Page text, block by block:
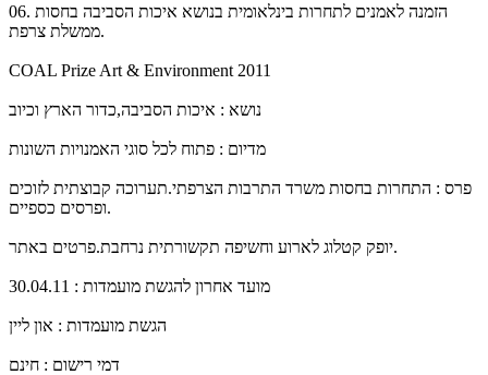
06. הזמנה לאמנים לתחרות בינלאומית בנושא איכות הסביבה בחסות
ממשלת צרפת.
COAL Prize Art & Environment 2011
נושא : איכות הסביבה,כדור הארץ וכיוב
מדיום : פתוח לכל סוגי האמנויות השונות
פרס : התחרות בחסות משרד התרבות הצרפתי.תערוכה קבוצתית לזוכים
ופרסים כספיים.
יופק קטלוג לארוע וחשיפה תקשורתית נרחבת.פרטים באתר.
מועד אחרון להגשת מועמדות : 30.04.11
הגשת מועמדות : און ליין
דמי רישום : חינם